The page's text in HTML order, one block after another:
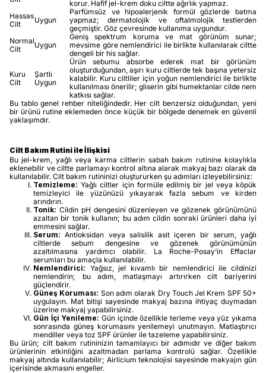
korur. Hafif jel-krem doku ciltte ağırlık yapmaz.
Hassas
Cilt
Uygun
Parfümsüz ve hipoalerjenik formül gözlerde batma
yapmaz; dermatolojik ve oftalmolojik testlerden
geçmiştir. Göz çevresinde kullanıma uygundur.
Normal
Cilt
Uygun
Geniş spektrum koruma ve mat görünüm sunar;
mevsime göre nemlendirici ile birlikte kullanılarak ciltte
dengeli bir his sağlar.
Kuru
Cilt
Şartlı
Uygun
Ürün sebumu absorbe ederek mat bir görünüm
oluşturduğundan, aşırı kuru ciltlerde tek başına yetersiz
kalabilir. Kuru ciltliler için yoğun nemlendirici ile birlikte
kullanılması önerilir; gliserin gibi humektanlar cilde nem
katkısı sağlar.
Bu tablo genel rehber niteliğindedir. Her cilt benzersiz olduğundan, yeni
bir ürünü rutine eklemeden önce küçük bir bölgede denemek en güvenli
yaklaşımdır.
Cilt Bakım Rutini ile İlişkisi
Bu jel-krem, yağlı veya karma ciltlerin sabah bakım rutinine kolaylıkla
eklenebilir ve ciltte parlamayı kontrol altına alarak makyaj bazı olarak da
kullanılabilir. Cilt bakım rutininizi oluştururken şu adımları izleyebilirsiniz:
Temizleme: Yağlı ciltler için formüle edilmiş bir jel veya köpük
temizleyici ile yüzünüzü yıkayarak fazla sebum ve kirden
arındırın.
Tonik: Cildin pH dengesini düzenleyen ve gözenek görünümünü
azaltan bir tonik kullanın; bu adım cildin sonraki ürünleri daha iyi
emmesini sağlar.
Serum: Antioksidan veya salisilik asit içeren bir serum, yağlı
ciltlerde sebum dengesine ve gözenek görünümünün
azaltılmasına yardımcı olabilir. La Roche-Posay’in Effaclar
serumları bu amaçla kullanılabilir.
Nemlendirici: Yağsız, jel kıvamlı bir nemlendirici ile cildinizi
nemlendirin; bu adım, matlaşmayı artırırken cilt bariyerini
güçlendirir.
Güneş Koruması: Son adım olarak Dry Touch Jel Krem SPF 50+
uygulayın. Mat bitişi sayesinde makyaj bazına ihtiyaç duymadan
üzerine makyaj yapabilirsiniz.
Gün İçi Yenileme: Gün içinde özellikle terleme veya yüz yıkama
sonrasında güneş korumasını yenilemeyi unutmayın. Matlaştırıcı
mendiller veya toz SPF ürünler ile tazeleme yapabilirsiniz.
Bu ürün; cilt bakım rutininizin tamamlayıcı bir adımıdır ve diğer bakım
ürünlerinin etkinliğini azaltmadan parlama kontrolü sağlar. Özellikle
makyaj altında kullanılabilir; Airlicium teknolojisi sayesinde makyajın gün
içerisinde akmasını engeller.